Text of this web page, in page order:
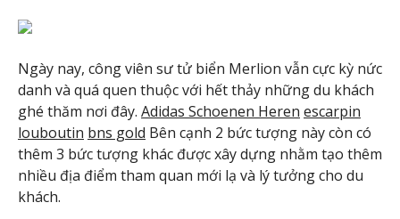
Ngày nay, công viên sư tử biển Merlion vẫn cực kỳ nức
danh và quá quen thuộc với hết thảy những du khách
ghé thăm nơi đây. Adidas Schoenen Heren escarpin
louboutin bns gold Bên cạnh 2 bức tượng này còn có
thêm 3 bức tượng khác được xây dựng nhằm tạo thêm
nhiều địa điểm tham quan mới lạ và lý tưởng cho du
khách.